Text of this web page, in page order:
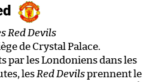
Red Devils
de Crystal Palace.
par les Londoniens dans les
les Red Devilsprennent le